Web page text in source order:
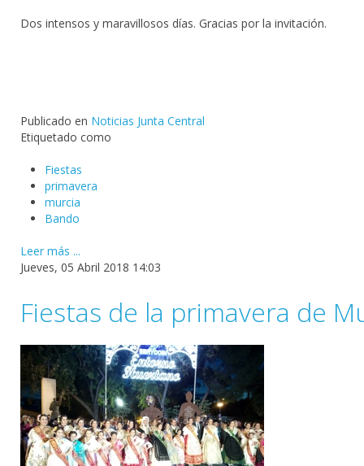
Dos intensos y maravillosos días. Gracias por la invitación.
Publicado en Noticias Junta Central
Etiquetado como
Fiestas
primavera
murcia
Bando
Leer más ...
Jueves, 05 Abril 2018 14:03
Fiestas de la primavera de